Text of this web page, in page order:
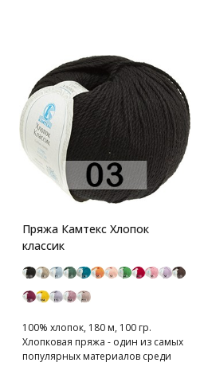
Пряжа Камтекс Хлопок
классик
100% хлопок, 180 м, 100 гр.
Хлопковая пряжа - один из самых
популярных материалов среди